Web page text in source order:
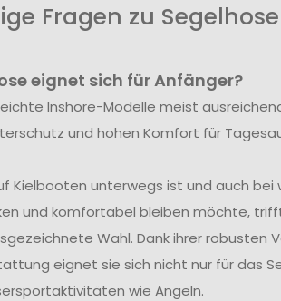
Fragen zu
eignet sich für Anfänger?
Inshore-Modelle meist
und hohen Komfort für
Kielbooten unterwegs ist und auch bei
und komfortabel bleiben möchte,
Wahl. Dank ihrer robusten
eignet sie sich nicht nur für das
wie Angeln.